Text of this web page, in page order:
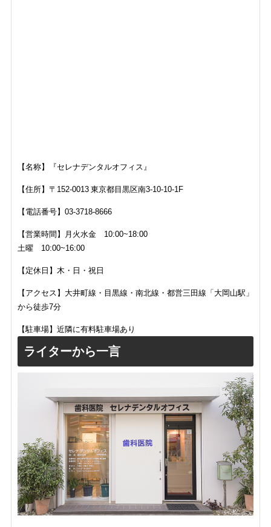
【名称】『セレナデンタルオフィス』
【住所】 〒152-0013 東京都目黒区南3-10-10-1F
【電話番号】 03-3718-8666
【営業時間】月火水金 10:00~18:00
土曜 10:00~16:00
【定休日】木・日・祝日
【アクセス】大井町線・目黒線・南北線・都営三田線「大岡山駅」
から徒歩7分
【駐車場】近隣に有料駐車場あり
ライターから一言